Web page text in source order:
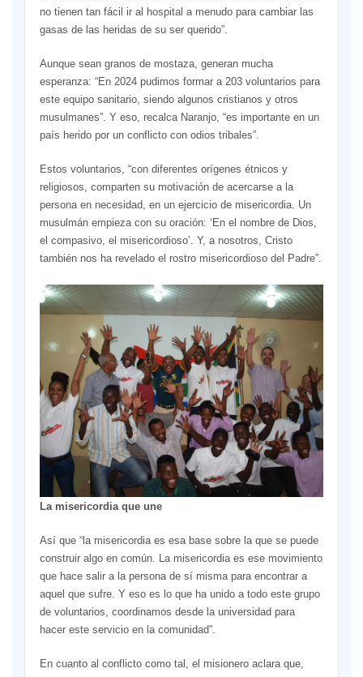
no tienen tan fácil ir al hospital a menudo para cambiar las
gasas de las heridas de su ser querido”.
Aunque sean granos de mostaza, generan mucha
esperanza: “En 2024 pudimos formar a 203 voluntarios para
este equipo sanitario, siendo algunos cristianos y otros
musulmanes”. Y eso, recalca Naranjo, “es importante en un
país herido por un conflicto con odios tribales”.
Estos voluntarios, “con diferentes orígenes étnicos y
religiosos, comparten su motivación de acercarse a la
persona en necesidad, en un ejercicio de misericordia. Un
musulmán empieza con su oración: ‘En el nombre de Dios,
el compasivo, el misericordioso’. Y, a nosotros, Cristo
también nos ha revelado el rostro misericordioso del Padre”.
La misericordia que une
Así que “la misericordia es esa base sobre la que se puede
construir algo en común. La misericordia es ese movimiento
que hace salir a la persona de sí misma para encontrar a
aquel que sufre. Y eso es lo que ha unido a todo este grupo
de voluntarios, coordinamos desde la universidad para
hacer este servicio en la comunidad”.
En cuanto al conflicto como tal, el misionero aclara que,